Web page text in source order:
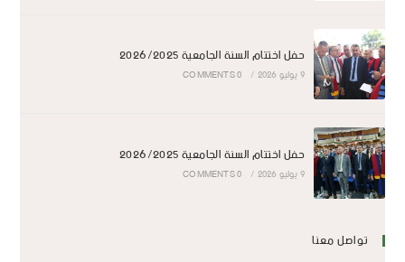
حفل اختتام السنة الجامعية 2026/2025
9 يوليو 2026 /
0 COMMENTS
حفل اختتام السنة الجامعية 2026/2025
9 يوليو 2026 /
0 COMMENTS
تواصل معنا